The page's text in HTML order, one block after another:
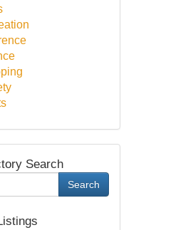
Search
Search